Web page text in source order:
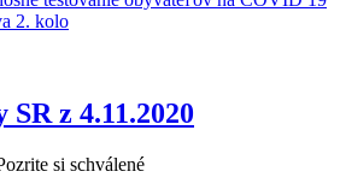
2. kolo
SR z 4.11.2020
si schválené